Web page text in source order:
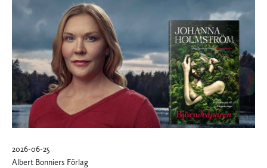
2026-06-25
Albert Bonniers Förlag